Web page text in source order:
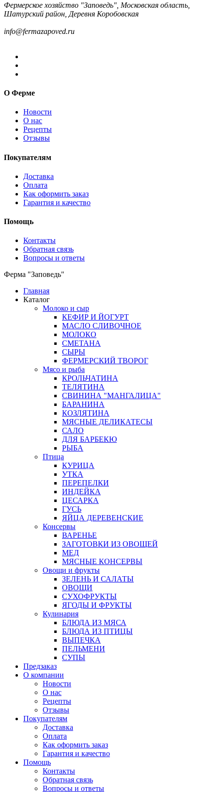
Фермерское хозяйство "Заповедь", Московская область,
Шатурский район, Деревня Коробовская
info@fermazapoved.ru
О Ферме
Новости
О нас
Рецепты
Отзывы
Покупателям
Доставка
Оплата
Как оформить заказ
Гарантия и качество
Помощь
Контакты
Обратная связь
Вопросы и ответы
Ферма "Заповедь"
Главная
Каталог
Молоко и сыр
КЕФИР И ЙОГУРТ
МАСЛО СЛИВОЧНОЕ
МОЛОКО
СМЕТАНА
СЫРЫ
ФЕРМЕРСКИЙ ТВОРОГ
Мясо и рыба
КРОЛЬЧАТИНА
ТЕЛЯТИНА
СВИНИНА "МАНГАЛИЦА"
БАРАНИНА
КОЗЛЯТИНА
МЯСНЫЕ ДЕЛИКАТЕСЫ
САЛО
ДЛЯ БАРБЕКЮ
РЫБА
Птица
КУРИЦА
УТКА
ПЕРЕПЕЛКИ
ИНДЕЙКА
ЦЕСАРКА
ГУСЬ
ЯЙЦА ДЕРЕВЕНСКИЕ
Консервы
ВАРЕНЬЕ
ЗАГОТОВКИ ИЗ ОВОЩЕЙ
МЕД
МЯСНЫЕ КОНСЕРВЫ
Овощи и фрукты
ЗЕЛЕНЬ И САЛАТЫ
ОВОЩИ
СУХОФРУКТЫ
ЯГОДЫ И ФРУКТЫ
Кулинария
БЛЮДА ИЗ МЯСА
БЛЮДА ИЗ ПТИЦЫ
ВЫПЕЧКА
ПЕЛЬМЕНИ
СУПЫ
Предзаказ
О компании
Новости
О нас
Рецепты
Отзывы
Покупателям
Доставка
Оплата
Как оформить заказ
Гарантия и качество
Помощь
Контакты
Обратная связь
Вопросы и ответы